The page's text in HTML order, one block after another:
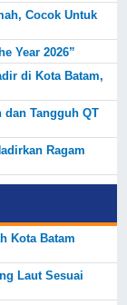
Cocok Untuk
Year 2026”
di Kota Batam,
Tangguh QT
Ragam
Kota Batam
Laut Sesuai